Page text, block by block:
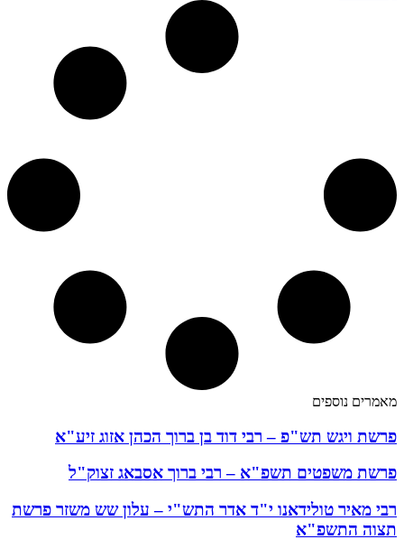
מאמרים נוספים
פרשת ויגש תש"פ – רבי דוד בן ברוך הכהן אזוג זיע"א
פרשת משפטים תשפ"א – רבי ברוך אסבאג זצוק"ל
רבי מאיר טולידאנו י"ד אדר התש"י – עלון שש משזר פרשת
תצוה התשפ"א